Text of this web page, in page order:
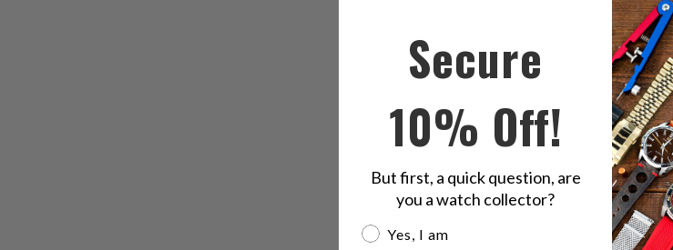
Secure
10% Off!
But first, a quick question, are
you a watch collector?
Are you a watch collector?
Yes, I am